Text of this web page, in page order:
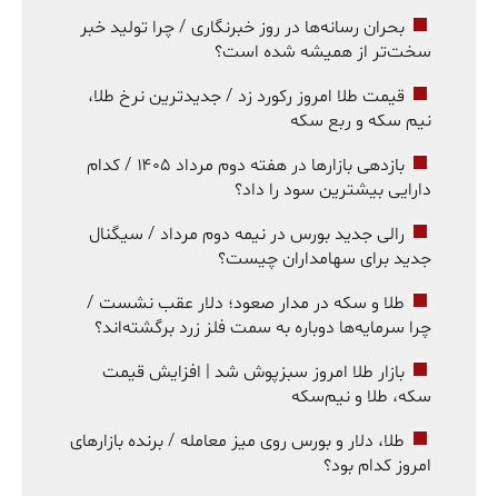
بحران رسانه‌ها در روز خبرنگاری / چرا تولید خبر
سخت‌تر از همیشه شده است؟
قیمت طلا امروز رکورد زد / جدیدترین نرخ طلا،
نیم سکه و ربع سکه
بازدهی بازارها در هفته دوم مرداد ۱۴۰۵ / کدام
دارایی بیشترین سود را داد؟
رالی جدید بورس در نیمه دوم مرداد / سیگنال
جدید برای سهامداران چیست؟
طلا و سکه در مدار صعود؛ دلار عقب نشست /
چرا سرمایه‌ها دوباره به سمت فلز زرد برگشته‌اند؟
بازار طلا امروز سبزپوش شد | افزایش قیمت
سکه، طلا و نیم‌سکه
طلا، دلار و بورس روی میز معامله / برنده بازارهای
امروز کدام بود؟